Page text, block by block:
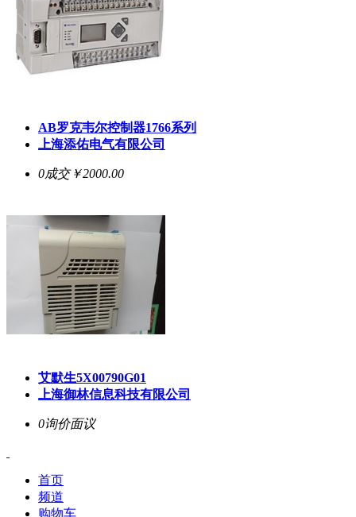
AB罗克韦尔控制器1766系列
上海添佑电气有限公司
0成交￥2000.00
艾默生5X00790G01
上海御林信息科技有限公司
0询价面议
首页
频道
购物车